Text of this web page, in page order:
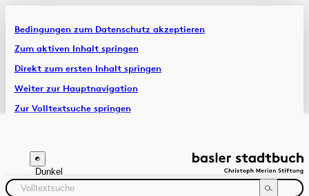
Bedingungen zum Datenschutz akzeptieren
Zum aktiven Inhalt springen
Direkt zum ersten Inhalt springen
Weiter zur Hauptnavigation
Zur Volltextsuche springen
Artikel & Dossiers
Chronik
Dunkel